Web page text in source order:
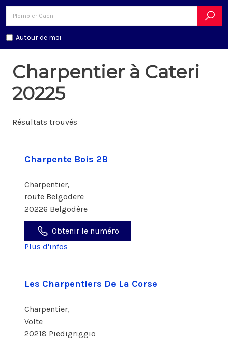
Autour de moi
Charpentier à Cateri
20225
Résultats trouvés
Charpente Bois 2B
Charpentier,
route Belgodere
20226 Belgodère
Obtenir le numéro
Plus d'infos
Les Charpentiers De La Corse
Charpentier,
Volte
20218 Piedigriggio